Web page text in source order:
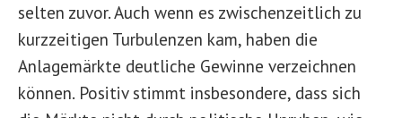
selten zuvor. Auch wenn es zwischenzeitlich zu
kurzzeitigen Turbulenzen kam, haben die
Anlagemärkte deutliche Gewinne verzeichnen
können. Positiv stimmt insbesondere, dass sich